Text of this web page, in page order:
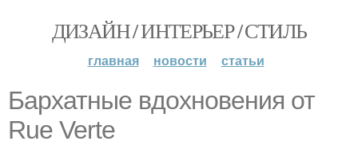
ДИЗАЙН / ИНТЕРЬЕР / СТИЛЬ
главная новости статьи
Бархатные вдохновения от
Rue Verte